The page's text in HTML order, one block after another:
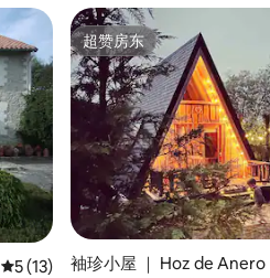
平均评分 5 分（满分 5 分），共 13
5 (13)
超赞房东
超赞房东
袖珍小屋 ｜ Hoz de Anero